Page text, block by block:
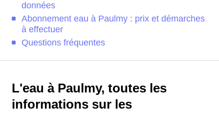
données
Abonnement eau à Paulmy : prix et démarches
à effectuer
Questions fréquentes
L'eau à Paulmy, toutes les
informations sur les